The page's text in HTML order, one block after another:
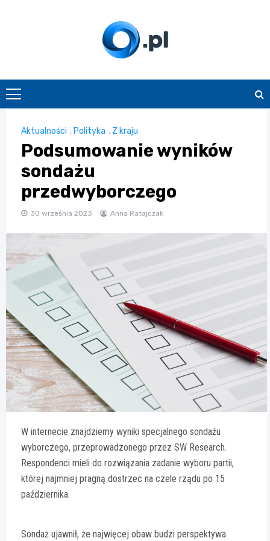
O.pl
Aktualności , Polityka , Z kraju
Podsumowanie wyników
sondażu
przedwyborczego
30 września 2023 Anna Ratajczak
W internecie znajdziemy wyniki specjalnego sondażu
wyborczego, przeprowadzonego przez SW Research.
Respondenci mieli do rozwiązania zadanie wyboru partii,
której najmniej pragną dostrzec na czele rządu po 15
października.
Sondaż ujawnił, że najwięcej obaw budzi perspektywa